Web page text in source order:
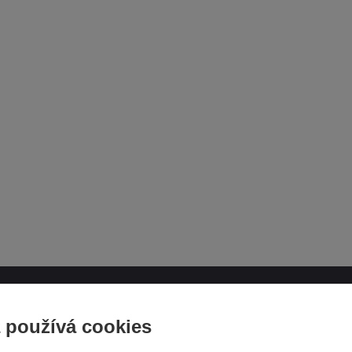
používá cookies